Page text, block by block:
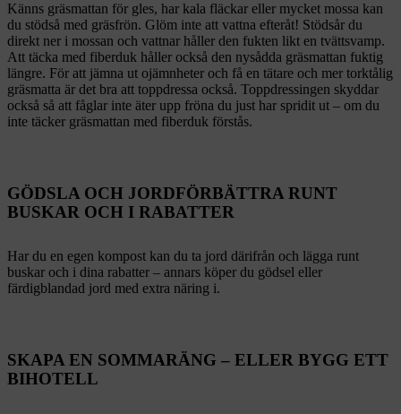
Känns gräsmattan för gles, har kala fläckar eller mycket mossa kan
du stödså med gräsfrön. Glöm inte att vattna efteråt! Stödsår du
direkt ner i mossan och vattnar håller den fukten likt en tvättsvamp.
Att täcka med fiberduk håller också den nysådda gräsmattan fuktig
längre. För att jämna ut ojämnheter och få en tätare och mer torktålig
gräsmatta är det bra att toppdressa också. Toppdressingen skyddar
också så att fåglar inte äter upp fröna du just har spridit ut – om du
inte täcker gräsmattan med fiberduk förstås.
GÖDSLA OCH JORDFÖRBÄTTRA RUNT
BUSKAR OCH I RABATTER
Har du en egen kompost kan du ta jord därifrån och lägga runt
buskar och i dina rabatter – annars köper du gödsel eller
färdigblandad jord med extra näring i.
SKAPA EN SOMMARÄNG – ELLER BYGG ETT
BIHOTELL